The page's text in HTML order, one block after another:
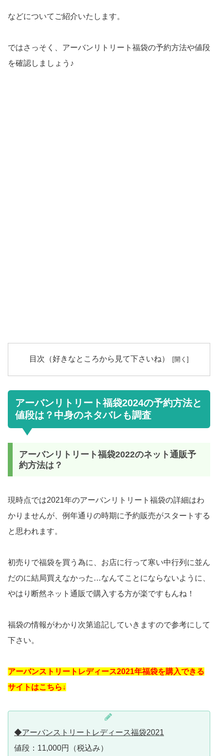
などについてご紹介いたします。
ではさっそく、アーバンリトリート福袋の予約方法や値段
を確認しましょう♪
目次（好きなところから見て下さいね）
アーバンリトリート福袋2024の予約方法と
値段は？中身のネタバレも調査
アーバンリトリート福袋2022のネット通販予
約方法は？
現時点では2021年のアーバンリトリート福袋の詳細はわ
かりませんが、例年通りの時期に予約販売がスタートする
と思われます。
初売りで福袋を買う為に、お店に行って寒い中行列に並ん
だのに結局買えなかった…なんてことにならないように、
やはり断然ネット通販で購入する方が楽ですもんね！
福袋の情報がわかり次第追記していきますので参考にして
下さい。
アーバンストリートレディース2021年福袋を購入できる
サイトはこちら↓
◆アーバンストリートレディース福袋2021
値段：11,000円（税込み）